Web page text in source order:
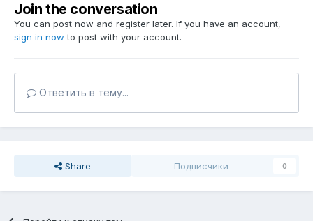
Join the conversation
You can post now and register later. If you have an account,
sign in now to post with your account.
Ответить в тему...
Share Подписчики 0